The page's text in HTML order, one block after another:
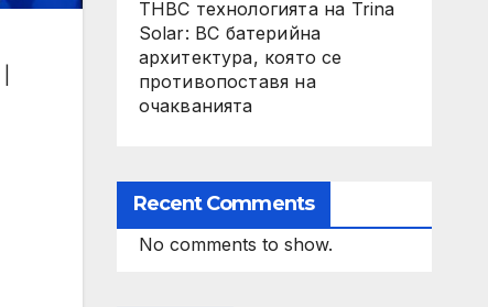
THBC технологията на Trina
Solar: BC батерийна
архитектура, която се
противопоставя на
очакванията
Recent Comments
No comments to show.